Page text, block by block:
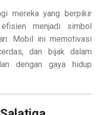
mereka yang berpikir
menjadi simbol
Mobil ini memotivasi
dan bijak dalam
dengan gaya hidup